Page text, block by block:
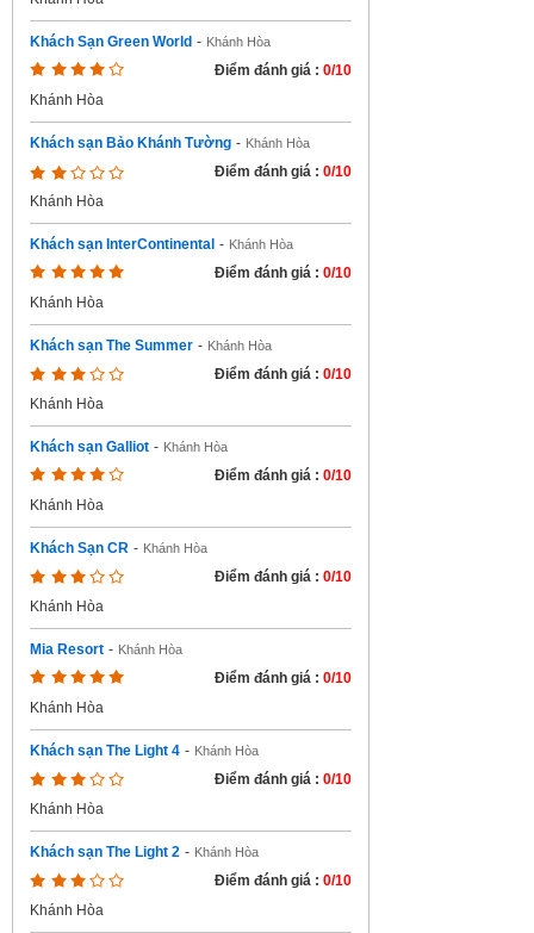
Khách Sạn Green World - Khánh Hòa
Điểm đánh giá : 0/10
Khánh Hòa
Khách sạn Bảo Khánh Tường - Khánh Hòa
Điểm đánh giá : 0/10
Khánh Hòa
Khách sạn InterContinental - Khánh Hòa
Điểm đánh giá : 0/10
Khánh Hòa
Khách sạn The Summer - Khánh Hòa
Điểm đánh giá : 0/10
Khánh Hòa
Khách sạn Galliot - Khánh Hòa
Điểm đánh giá : 0/10
Khánh Hòa
Khách Sạn CR - Khánh Hòa
Điểm đánh giá : 0/10
Khánh Hòa
Mia Resort - Khánh Hòa
Điểm đánh giá : 0/10
Khánh Hòa
Khách sạn The Light 4 - Khánh Hòa
Điểm đánh giá : 0/10
Khánh Hòa
Khách sạn The Light 2 - Khánh Hòa
Điểm đánh giá : 0/10
Khánh Hòa